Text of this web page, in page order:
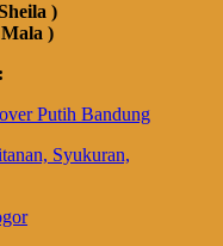
)
Mala )
Putih Bandung
Syukuran,